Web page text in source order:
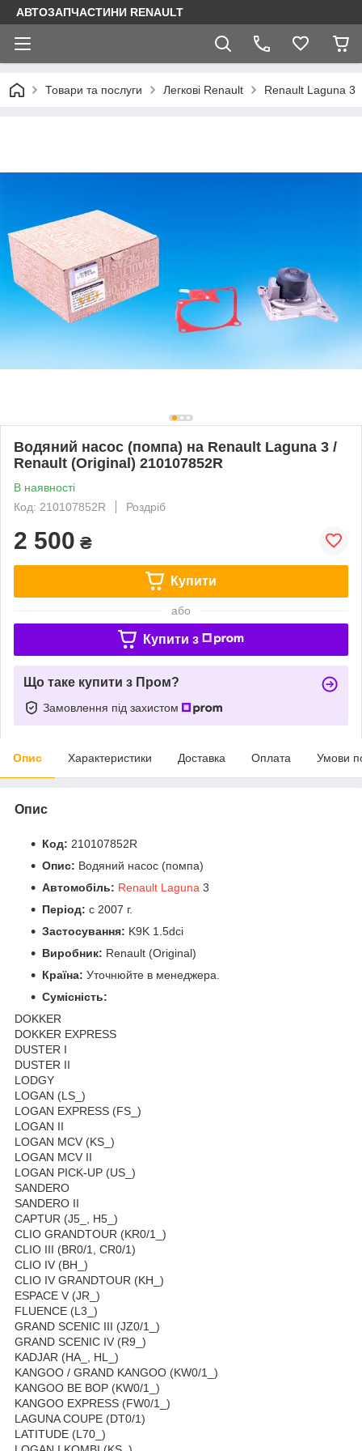
АВТОЗАПЧАСТИНИ RENAULT
Товари та послуги Легкові Renault Renault Laguna 3
Водяний насос (помпа) на Renault Laguna 3 /
Renault (Original) 210107852R
В наявності
Код: 210107852R
Роздріб
2 500 ₴
Купити
або
Купити з
Що таке купити з Пром?
Замовлення під захистом
Опис Характеристики Доставка Оплата Умови
Опис
Код: 210107852R
Опис: Водяний насос (помпа)
Автомобіль: Renault Laguna 3
Період: c 2007 г.
Застосування: K9K 1.5dci
Виробник: Renault (Original)
Країна: Уточнюйте в менеджера.
Сумісність:
DOKKER
DOKKER EXPRESS
DUSTER І
DUSTER ІІ
LODGY
LOGAN (LS_)
LOGAN EXPRESS (FS_)
LOGAN II
LOGAN MCV (KS_)
LOGAN MCV II
LOGAN PICK-UP (US_)
SANDERO
SANDERO II
CAPTUR (J5_, H5_)
CLIO GRANDTOUR (KR0/1_)
CLIO III (BR0/1, CR0/1)
CLIO IV (BH_)
CLIO IV GRANDTOUR (KH_)
ESPACE V (JR_)
FLUENCE (L3_)
GRAND SCENIC III (JZ0/1_)
GRAND SCENIC IV (R9_)
KADJAR (HA_, HL_)
KANGOO / GRAND KANGOO (KW0/1_)
KANGOO BE BOP (KW0/1_)
KANGOO EXPRESS (FW0/1_)
LAGUNA COUPE (DT0/1)
LATITUDE (L70_)